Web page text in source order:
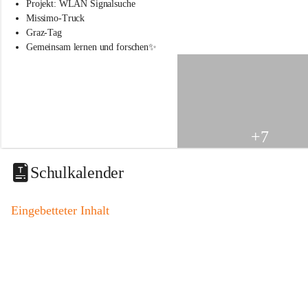
s
s
c
i
t
a
o
Projekt: WLAN Signalsuche
Missimo-Truck
Graz-Tag
Gemeinsam lernen und forschen✨
+7
Schulkalender
Eingebetteter Inhalt